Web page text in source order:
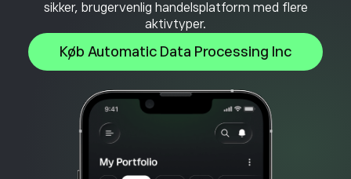
sikker, brugervenlig handelsplatform med flere
aktivtyper.
Køb Automatic Data Processing Inc